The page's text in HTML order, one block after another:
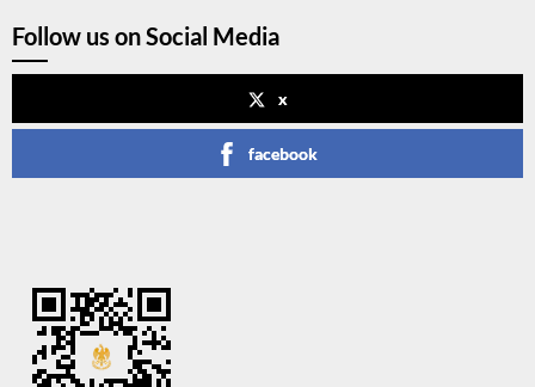
Follow us on Social Media
x
facebook